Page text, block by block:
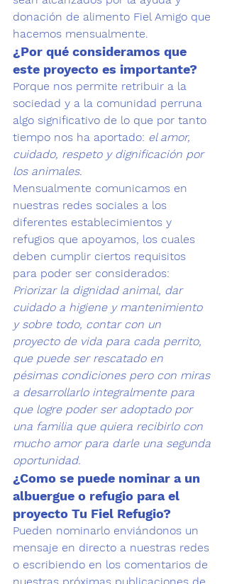
donación de alimento Fiel Amigo que
hacemos mensualmente.
¿Por qué consideramos que
este proyecto es importante?
Porque nos permite retribuir a la
sociedad y a la comunidad perruna
algo significativo de lo que por tanto
tiempo nos ha aportado: el amor,
cuidado, respeto y dignificación por
los animales.
Mensualmente comunicamos en
nuestras redes sociales a los
diferentes establecimientos y
refugios que apoyamos, los cuales
deben cumplir ciertos requisitos
para poder ser considerados:
Priorizar la dignidad animal, dar
cuidado a higiene y mantenimiento
y sobre todo, contar con un
proyecto de vida para cada perrito,
que puede ser rescatado en
pésimas condiciones pero con miras
a desarrollarlo integralmente para
que logre poder ser adoptado por
una familia que quiera recibirlo con
mucho amor para darle una segunda
oportunidad.
¿Como se puede nominar a un
albuergue o refugio para el
proyecto Tu Fiel Refugio?
Pueden nominarlo enviándonos un
mensaje en directo a nuestras redes
o escribiendo en los comentarios de